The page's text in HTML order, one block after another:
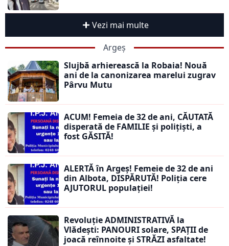
Vezi mai multe
Argeș
Slujbă arhierească la Robaia! Nouă
ani de la canonizarea marelui zugrav
Pârvu Mutu
ACUM! Femeia de 32 de ani, CĂUTATĂ
disperată de FAMILIE și polițiști, a
fost GĂSITĂ!
ALERTĂ în Argeș! Femeie de 32 de ani
din Albota, DISPĂRUTĂ! Poliția cere
AJUTORUL populației!
Revoluție ADMINISTRATIVĂ la
Vlădești: PANOURI solare, SPAȚII de
joacă reînnoite și STRĂZI asfaltate!